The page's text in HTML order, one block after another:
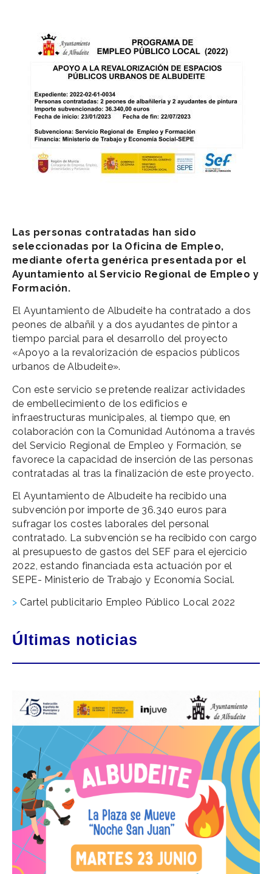
Las personas contratadas han sido
seleccionadas por la Oficina de Empleo,
mediante oferta genérica presentada por el
Ayuntamiento al Servicio Regional de Empleo y
Formación.
El Ayuntamiento de Albudeite ha contratado a dos
peones de albañil y a dos ayudantes de pintor a
tiempo parcial para el desarrollo del proyecto
«Apoyo a la revalorización de espacios públicos
urbanos de Albudeite».
Con este servicio se pretende realizar actividades
de embellecimiento de los edificios e
infraestructuras municipales, al tiempo que, en
colaboración con la Comunidad Autónoma a través
del Servicio Regional de Empleo y Formación, se
favorece la capacidad de inserción de las personas
contratadas al tras la finalización de este proyecto.
El Ayuntamiento de Albudeite ha recibido una
subvención por importe de 36.340 euros para
sufragar los costes laborales del personal
contratado. La subvención se ha recibido con cargo
al presupuesto de gastos del SEF para el ejercicio
2022, estando financiada esta actuación por el
SEPE- Ministerio de Trabajo y Economía Social.
> Cartel publicitario Empleo Público Local 2022
Últimas noticias